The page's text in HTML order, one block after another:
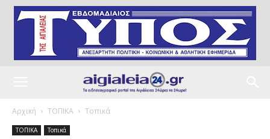
Αρχική ΤΟΠΙΚΑ Τοπικά
ΤΟΠΙΚΑ Τοπικά